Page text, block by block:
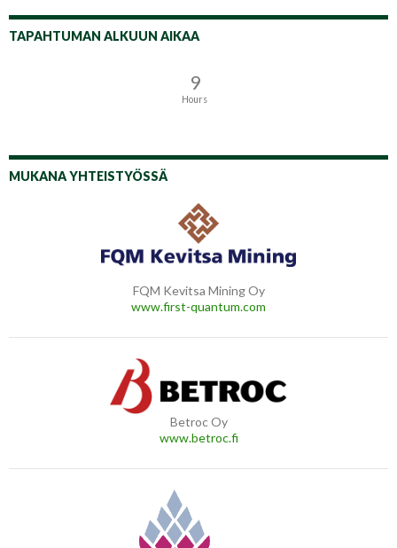
TAPAHTUMAN ALKUUN AIKAA
9
Hours
MUKANA YHTEISTYÖSSÄ
FQM Kevitsa Mining Oy
www.first-quantum.com
Betroc Oy
www.betroc.fi